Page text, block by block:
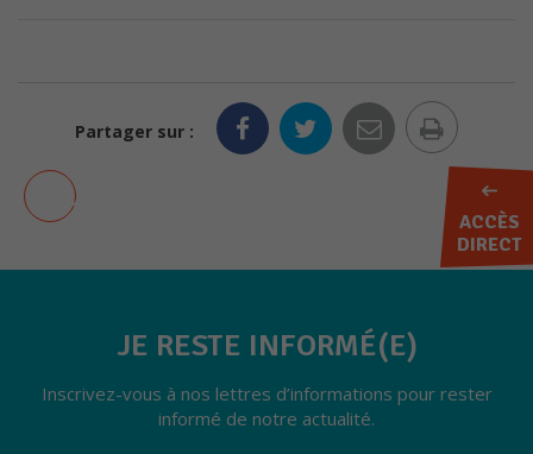
Partager sur :
la
page
AJOUTER AUX FAVORIS
JE RESTE INFORMÉ(E)
Inscrivez-vous à nos lettres d’informations pour rester
informé de notre actualité.
ACCÈS
DIRECT